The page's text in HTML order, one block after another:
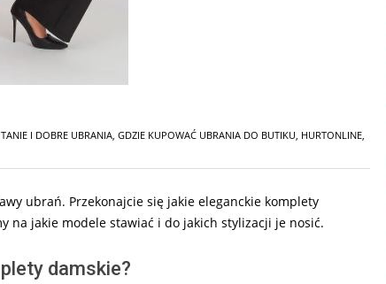
I DOBRE UBRANIA, GDZIE KUPOWAĆ UBRANIA DO BUTIKU, HURTONLINE,
ubrań. Przekonajcie się jakie eleganckie komplety
na jakie modele stawiać i do jakich stylizacji je nosić.
damskie?